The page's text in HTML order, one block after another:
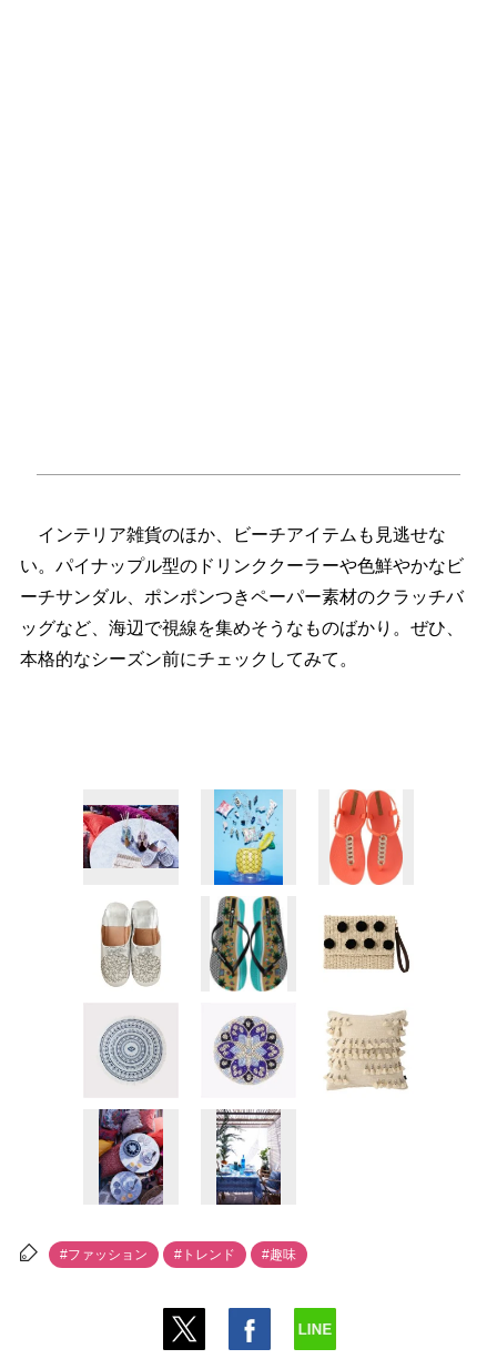
インテリア雑貨のほか、ビーチアイテムも見逃せな
い。パイナップル型のドリンククーラーや色鮮やかなビ
ーチサンダル、ポンポンつきペーパー素材のクラッチバ
ッグなど、海辺で視線を集めそうなものばかり。ぜひ、
本格的なシーズン前にチェックしてみて。
#ファッション #トレンド #趣味